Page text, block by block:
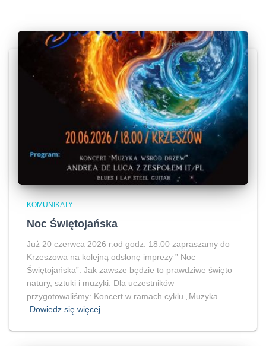
KOMUNIKATY
Noc Świętojańska
Już 20 czerwca 2026 r.od godz. 18.00 zapraszamy do
Krzeszowa na kolejną odsłonę imprezy ” Noc
Świętojańska”. Jak zawsze będzie to prawdziwe święto
natury, sztuki i muzyki. Dla uczestników
przygotowaliśmy: Koncert w ramach cyklu „Muzyka
Dowiedz się więcej